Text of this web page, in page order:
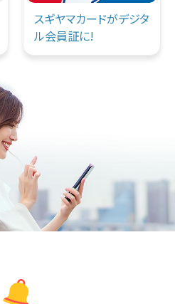
スギヤマカードがデジタ
ル会員証に!